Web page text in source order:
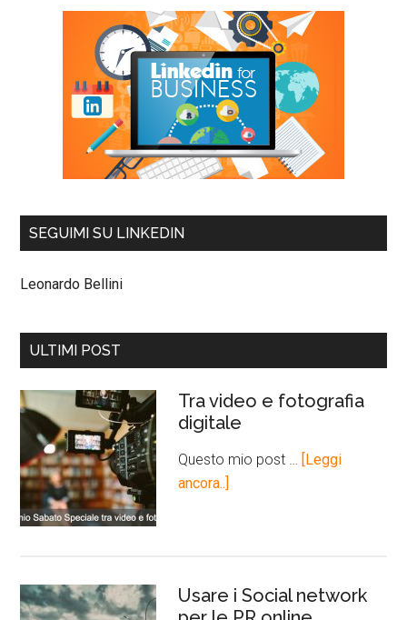
SEGUIMI SU LINKEDIN
Leonardo Bellini
ULTIMI POST
Tra video e fotografia
digitale
Questo mio post …
[Leggi
ancora..]
Usare i Social network